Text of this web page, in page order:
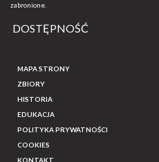
zabronione.
DOSTĘPNOŚĆ
MAPA STRONY
ZBIORY
HISTORIA
EDUKACJA
POLITYKA PRYWATNOŚCI
COOKIES
KONTAKT